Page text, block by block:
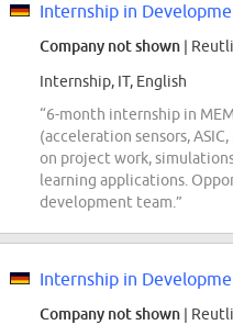
Company not shown |
Internship, IT, English
“6-month internship in
(acceleration sensors,
on project work,
learning applications.
development team.”
Company not shown |